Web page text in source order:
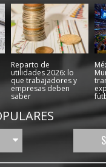
Reparto de
utilidades 2026: lo
que trabajadores y
empresas deben
saber